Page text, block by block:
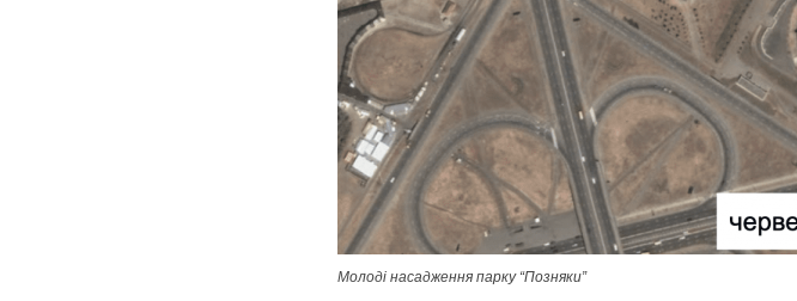
Молоді насадження парку “Позняки”